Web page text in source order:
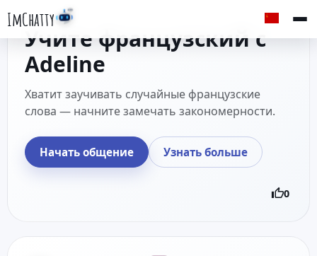
ImChatty
Учите французский с
Adeline
Хватит заучивать случайные французские
слова — начните замечать закономерности.
Начать общение Узнать больше
0